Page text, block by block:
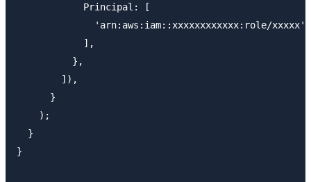
            Principal: [
'arn:aws:iam::xxxxxxxxxxxx:role/xxxxx',
            ],
          },
        ]),
      }
    );
  }
}